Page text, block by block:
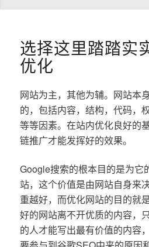
选择这里踏踏实
优化
网站为主，其他为辅。网站本
的，包括内容，结构，代码，
等等因素。在站内优化良好的
链推广才能发挥好的效果。
Google搜索的根本目的是为它
站，这个价值是由网站自身来
重越好，而优化网站的目的就
好的网站离不开优质的内容，
的人才能写出最有价值的内容